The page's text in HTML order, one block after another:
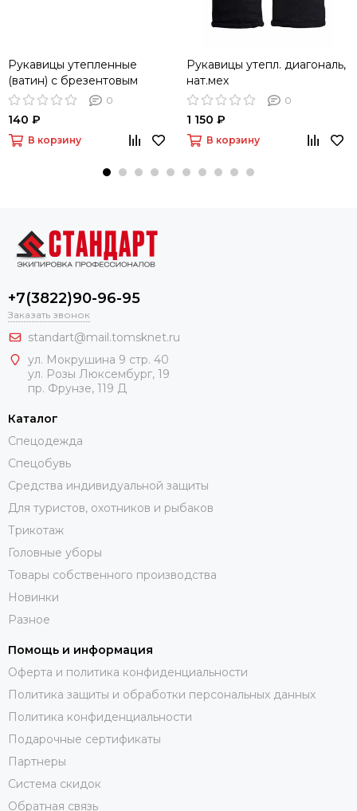
Рукавицы утепленные
(ватин) с брезентовым
наладон.
0
140 ₽
В корзину
Рукавицы утепл. диагональ,
нат.мех
0
1 150 ₽
В корзину
+7(3822)90-96-95
Заказать звонок
standart@mail.tomsknet.ru
ул. Мокрушина 9 стр. 40
ул. Розы Люксембург, 19
пр. Фрунзе, 119 Д
Каталог
Спецодежда
Спецобувь
Средства индивидуальной защиты
Для туристов, охотников и рыбаков
Трикотаж
Головные уборы
Товары собственного производства
Новинки
Разное
Помощь и информация
Оферта и политика конфиденциальности
Политика защиты и обработки персональных данных
Политика конфиденциальности
Подарочные сертификаты
Партнеры
Система скидок
Обратная связь